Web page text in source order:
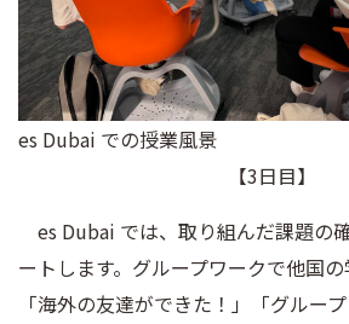
es Dubai での授業風景
【3日目】
es Dubai では、取り組んだ課題の
ートします。グループワークで他国の
「海外の友達ができた！」「グルー